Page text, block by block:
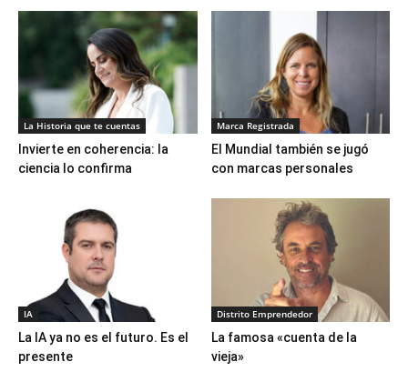
La Historia que te cuentas
Invierte en coherencia: la
ciencia lo confirma
Marca Registrada
El Mundial también se jugó
con marcas personales
IA
La IA ya no es el futuro. Es el
presente
Distrito Emprendedor
La famosa «cuenta de la
vieja»